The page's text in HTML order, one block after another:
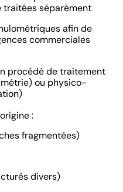
traitées séparément
afin de
commerciales
procédé de traitement
ou physico-
:
fragmentées)
divers)